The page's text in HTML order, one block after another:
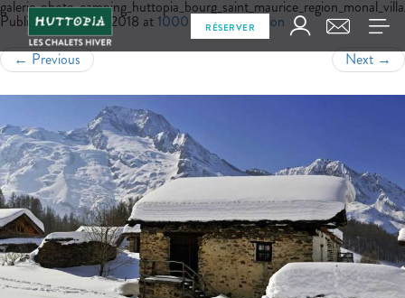
RÉSERVER
Publishedjuillet 17, 2018 at 1000 × 693inRégion
← Previous Next →